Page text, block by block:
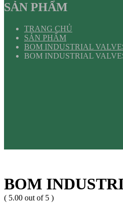
SẢN PHẨM
TRANG CHỦ
SẢN PHẨM
BOM INDUSTRIAL
BOM INDUSTRIAL
BOM
( 5.00 out of 5 )